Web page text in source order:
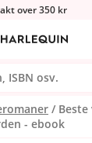
over 350 kr
- ebook